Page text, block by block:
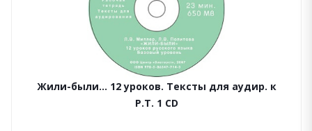
Жили-были... 12 уроков. Тексты для аудир. к
Р.Т. 1 CD